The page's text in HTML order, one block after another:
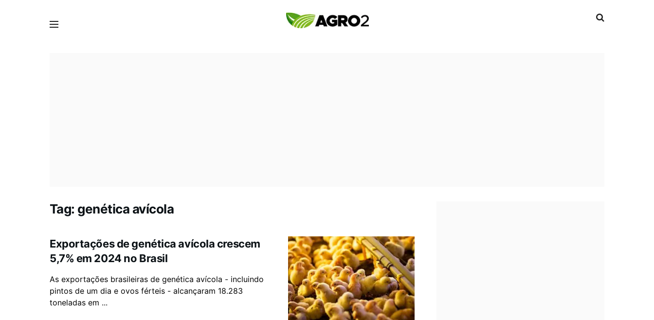
Tag: genética avícola
Exportações de genética avícola crescem
5,7% em 2024 no Brasil
As exportações brasileiras de genética avícola - incluindo
pintos de um dia e ovos férteis - alcançaram 18.283
toneladas em ...